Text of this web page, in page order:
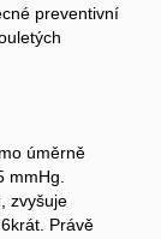
preventivní
úměrně
mmHg.
zvyšuje
Právě